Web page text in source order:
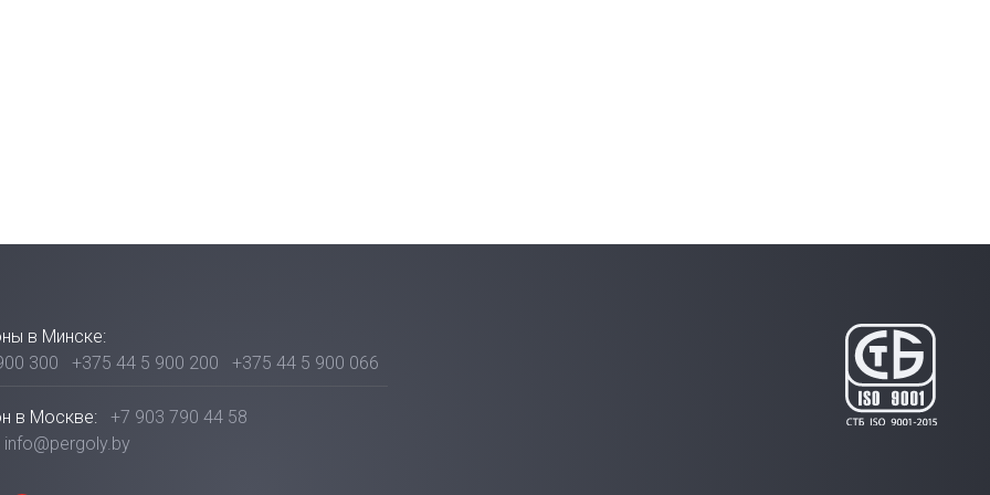
в Минске:
300
+375 44 5 900 200 +375 44 5 900 066
в Москве:
+7 903 790 44 58
info@pergoly.by